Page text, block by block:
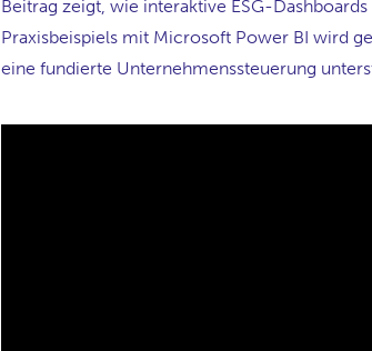
Beitrag zeigt, wie interaktive ESG-
Praxisbeispiels mit Microsoft Power BI wird
eine fundierte Unternehmenssteuerung